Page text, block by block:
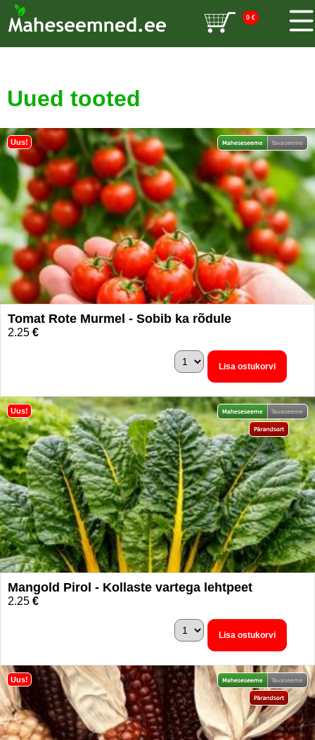
0€
Uued tooted
Uus!
Tomat Rote Murmel - Sobib ka rõdule
2.25 €
Lisa ostukorvi
Uus!
Mangold Pirol - Kollaste vartega lehtpeet
2.25 €
Lisa ostukorvi
Uus!